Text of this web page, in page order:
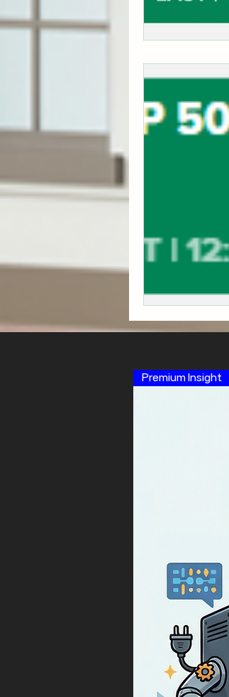
Premium Insight